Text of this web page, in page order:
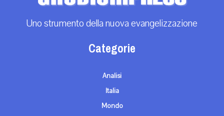
Uno strumento della nuova evangelizzazione
Categorie
Analisi
Italia
Mondo